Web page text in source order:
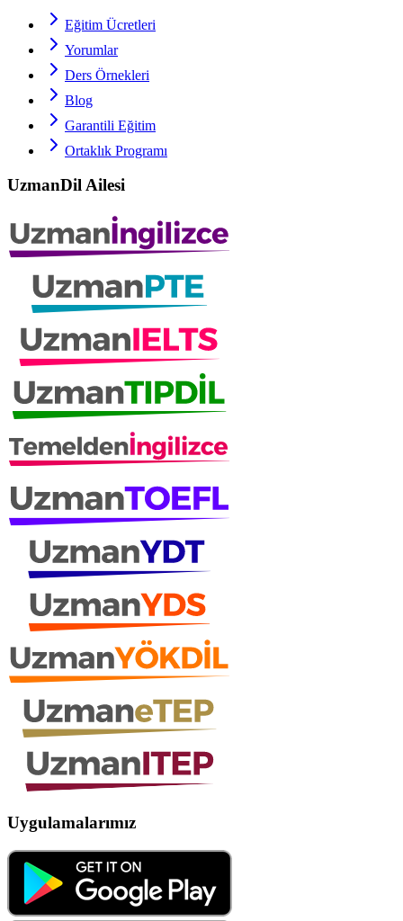
Eğitim Ücretleri
Yorumlar
Ders Örnekleri
Blog
Garantili Eğitim
Ortaklık Programı
UzmanDil Ailesi
Uygulamalarımız